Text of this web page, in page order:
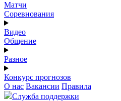
Матчи
Соревнования
Видео
Общение
Разное
Конкурс прогнозов
О нас Вакансии Правила
Служба поддержки